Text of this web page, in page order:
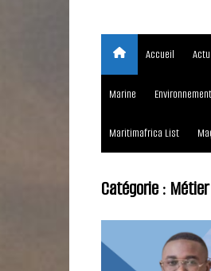
Accueil
Marine
Maritimafrica List
Catégorie :